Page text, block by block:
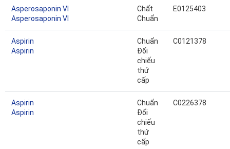
Asperosaponin VI
Asperosaponin VI
Chất
Chuẩn
E0125403
Aspirin
Aspirin
Chuẩn
Đối
chiếu
thứ
cấp
C0121378
Aspirin
Aspirin
Chuẩn
Đối
chiếu
thứ
cấp
C0226378